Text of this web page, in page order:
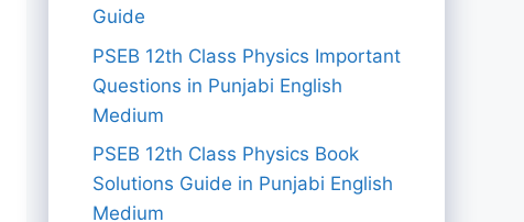
Guide
PSEB 12th Class Physics Important
Questions in Punjabi English
Medium
PSEB 12th Class Physics Book
Solutions Guide in Punjabi English
Medium